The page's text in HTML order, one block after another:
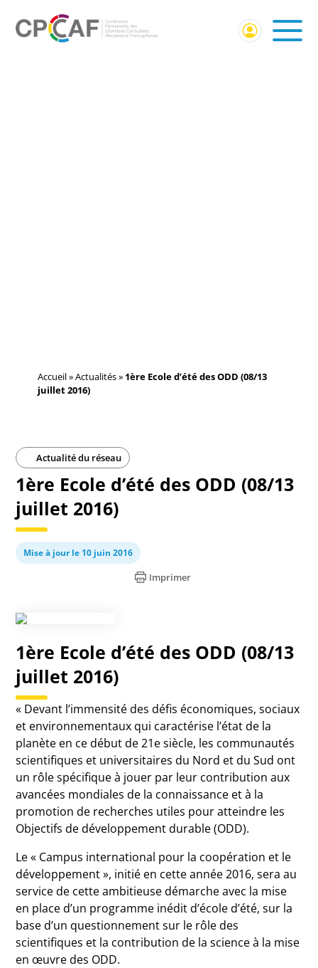
Accueil»Actualités» 1ère Ecole d’été des ODD (08/13
juillet 2016)
Actualité du réseau
1ère Ecole d’été des ODD (08/13
juillet 2016)
Mise à jour le 10 juin 2016
Imprimer
1ère Ecole d’été des ODD (08/13
juillet 2016)
« Devant l’immensité des défis économiques, sociaux
et environnementaux qui caractérise l’état de la
planète en ce début de 21e siècle, les communautés
scientifiques et universitaires du Nord et du Sud ont
un rôle spécifique à jouer par leur contribution aux
avancées mondiales de la connaissance et à la
promotion de recherches utiles pour atteindre les
Objectifs de développement durable (ODD).
Le « Campus international pour la coopération et le
développement », initié en cette année 2016, sera au
service de cette ambitieuse démarche avec la mise
en place d’un programme inédit d’école d’été, sur la
base d’un questionnement sur le rôle des
scientifiques et la contribution de la science à la mise
en œuvre des ODD.